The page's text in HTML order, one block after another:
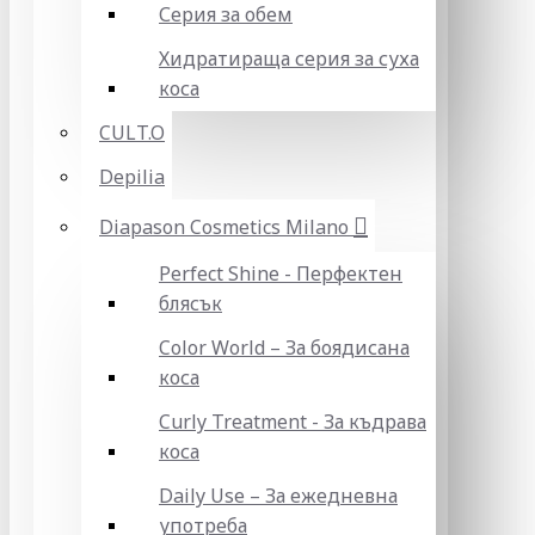
Серия за обем
Хидратираща серия за суха
коса
CULT.O
Depilia
Diapason Cosmetics Milano
Perfect Shine - Перфектен
блясък
Color World – За боядисана
коса
Curly Treatment - За къдрава
коса
Daily Use – За ежедневна
употреба